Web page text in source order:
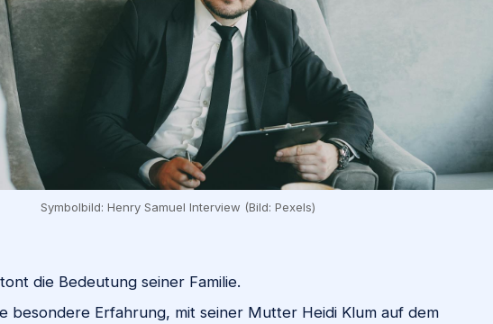
Symbolbild: Henry Samuel Interview (Bild: Pexels)
die Bedeutung seiner Familie.
besondere Erfahrung, mit seiner Mutter Heidi Klum auf dem